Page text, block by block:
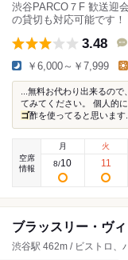
渋谷PARCO７F 歓送迎
の貸切も対応可能です！
3.48
￥6,000～￥7,999
...無料お代わり出来るの
てみてください。 個人的
ゴ酢を使ってると思います...
空席
情報
月
8/10
火
11
ブラッスリー・ヴ
渋谷駅 462m / ビストロ、